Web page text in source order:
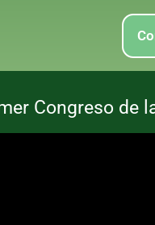
Congreso de